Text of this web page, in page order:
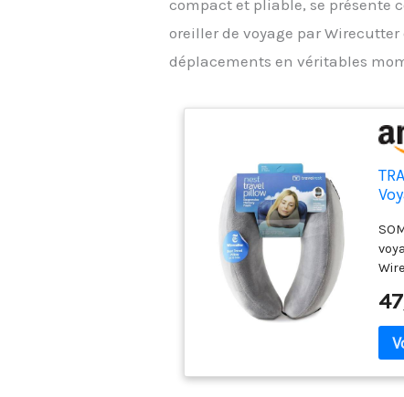
compact et pliable, se présente
oreiller de voyage par
déplacements en véritables